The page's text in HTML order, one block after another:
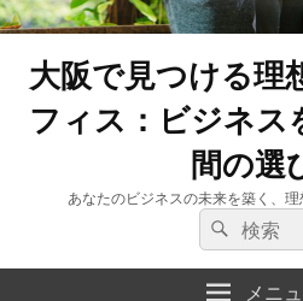
大阪で見つける理
フィス：ビジネス
間の選
あなたのビジネスの未来を築く、
検
索:
検
索
メニ